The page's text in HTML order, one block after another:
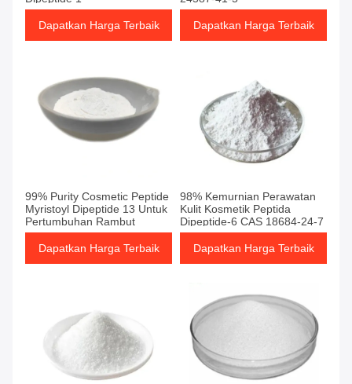
Dapatkan Harga Terbaik Dapatkan Harga Terbaik
99% Purity Cosmetic Peptide
Myristoyl Dipeptide 13 Untuk
Pertumbuhan Rambut
Dapatkan Harga Terbaik
98% Kemurnian Perawatan
Kulit Kosmetik Peptida
Dipeptide-6 CAS 18684-24-7
Dapatkan Harga Terbaik